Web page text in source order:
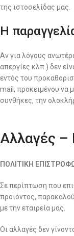
της ιστοσελίδας μας.
Η
Αν για λόγους
απεργίες κλπ.) δεν
εντός του
mail, προκειμένου να
συνθήκες, την
Αλλαγές –
ΠΟΛΙΤΙΚΗ
Σε περίπτωση που
προϊόντος,
με την εταιρεία μας.
Οι αλλαγές δεν